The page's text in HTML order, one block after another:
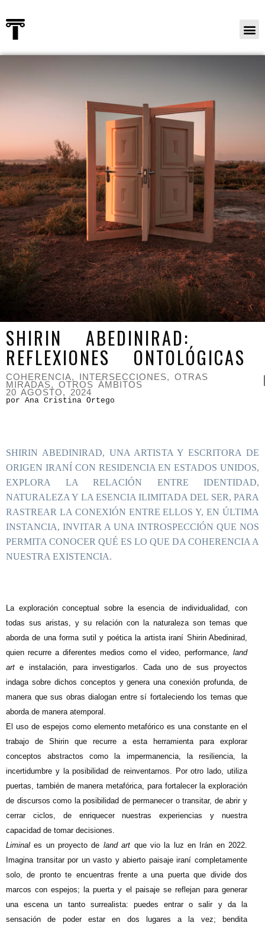
SHIRIN ABEDINIRAD:
REFLEXIONES ONTOLÓGICAS
COHERENCIA, INTERSECCIONES, OTRAS
MIRADAS, OTROS ÁMBITOS
20 AGOSTO, 2024
por Ana Cristina Ortego
SHIRIN ABEDINIRAD, UNA ARTISTA Y ESCRITORA DE
ORIGEN IRANÍ CON RESIDENCIA EN ESTADOS UNIDOS,
EXPLORA LA RELACIÓN ENTRE IDENTIDAD,
NATURALEZA Y LA ESENCIA ILIMITADA DEL SER, PARA
RASTREAR LA CONEXIÓN ENTRE ELLOS Y, EN ÚLTIMA
INSTANCIA, INVITAR A UNA INTROSPECCIÓN QUE NOS
PERMITA CONOCER QUÉ ES LO QUE DA COHERENCIA A
NUESTRA EXISTENCIA.
La exploración conceptual sobre la esencia de individualidad, con
todas sus aristas, y su relación con la naturaleza son temas que
aborda de una forma sutil y poética la artista iraní Shirin Abedinirad,
quien recurre a diferentes medios como el video, performance, land
art e instalación, para investigarlos. Cada uno de sus proyectos
indaga sobre dichos conceptos y genera una conexión profunda, de
manera que sus obras dialogan entre sí fortaleciendo los temas que
aborda de manera atemporal.
El uso de espejos como elemento metafórico es una constante en el
trabajo de Shirin que recurre a esta herramienta para explorar
conceptos abstractos como la impermanencia, la resiliencia, la
incertidumbre y la posibilidad de reinventarnos. Por otro lado, utiliza
puertas, también de manera metafórica, para fortalecer la exploración
de discursos como la posibilidad de permanecer o transitar, de abrir y
cerrar ciclos, de enriquecer nuestras experiencias y nuestra
capacidad de tomar decisiones.
Liminal es un proyecto de land art que vio la luz en Irán en 2022.
Imagina transitar por un vasto y abierto paisaje iraní completamente
solo, de pronto te encuentras frente a una puerta que divide dos
marcos con espejos; la puerta y el paisaje se reflejan para generar
una escena un tanto surrealista: puedes entrar o salir y da la
sensación de poder estar en dos lugares a la vez; bendita